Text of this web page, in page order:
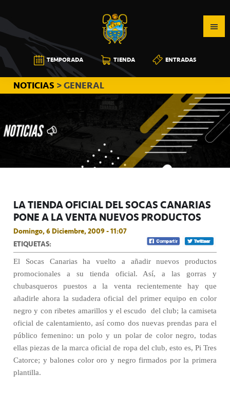
a
la
navegación
principal
al
contenido
principal
a
la
barra
lateral
principal
CB
CANARIAS
TEMPORADA TIENDA ENTRADAS
NOTICIAS > GENERAL
LA TIENDA OFICIAL DEL SOCAS CANARIAS
PONE A LA VENTA NUEVOS PRODUCTOS
Domingo, 6 Diciembre, 2009 - 11:07
ETIQUETAS:
El Socas Canarias ha vuelto a añadir nuevos productos
promocionales a su tienda oficial. Así, a las gorras y
chubasqueros puestos a la venta recientemente hay que
añadirle ahora la sudadera oficial del primer equipo en color
negro y con ribetes amarillos y el escudo
del club; la camiseta
oficial de calentamiento, así como dos nuevas prendas para el
público femenino: un polo y un polar de color negro, todas
ellas piezas de la marca oficial de ropa del club, esto es, Pi Tres
Catorce; y balones color oro y negro firmados por la primera
plantilla.